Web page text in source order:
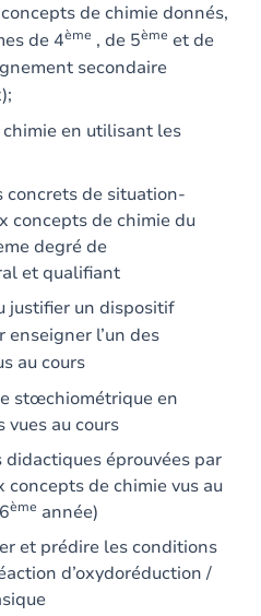
de chimie donnés,
de 4ème , de 5ème et de
secondaire
en utilisant les
concrets de situation-
concepts de chimie du
degré de
et qualifiant
justifier un dispositif
l’un des
au cours
stœchiométrique en
au cours
éprouvées par
concepts de chimie vus au
ème année)
et prédire les conditions
d’oxydoréduction /